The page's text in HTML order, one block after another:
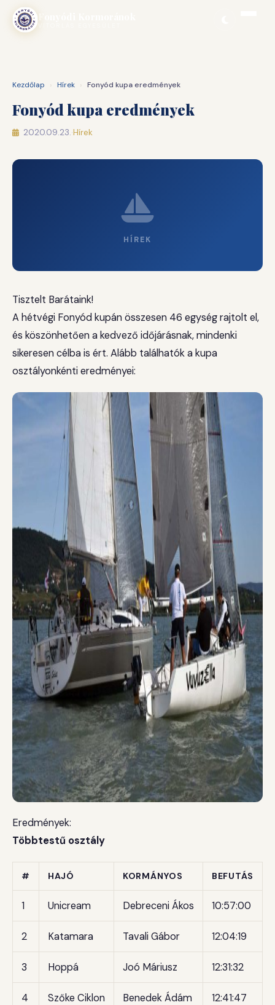
Ugrás
Kezdőlap Hírek Fonyód kupa eredmények
Fonyód kupa eredmények
2020.09.23.·Hírek
HÍREK
Tisztelt Barátaink!
A hétvégi Fonyód kupán összesen 46 egység rajtolt el,
és köszönhetően a kedvező időjárásnak, mindenki
sikeresen célba is ért. Alább találhatók a kupa
osztályonkénti eredményei:
Eredmények:
Többtestű osztály
# HAJÓ KORMÁNYOS BEFUTÁS
1 Unicream Debreceni Ákos 10:57:00
2 Katamara Tavali Gábor 12:04:19
3 Hoppá Joó Máriusz 12:31:32
4 Szőke Ciklon Benedek Ádám 12:41:47